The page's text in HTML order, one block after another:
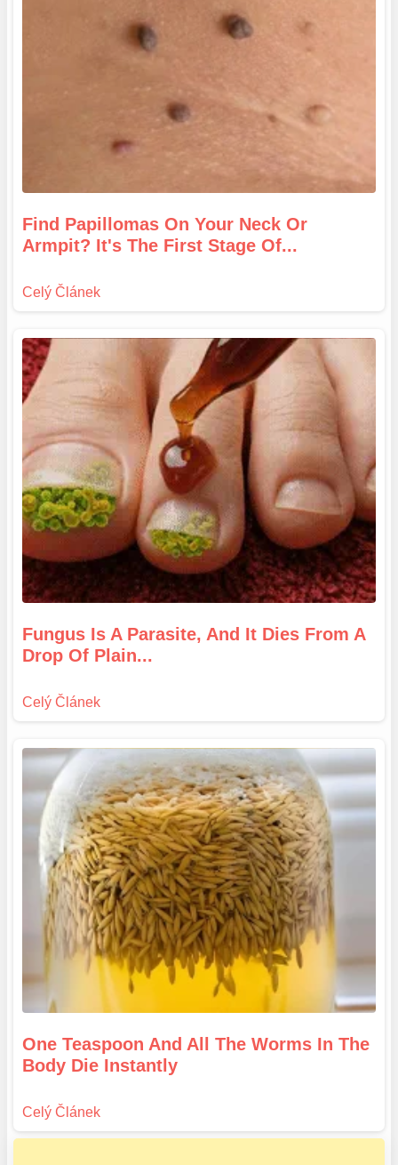
Find Papillomas On Your Neck Or
Armpit? It's The First Stage Of...
Fungus Is A Parasite, And It Dies From A
Drop Of Plain...
One Teaspoon And All The Worms In The
Body Die Instantly